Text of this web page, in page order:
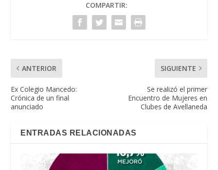
COMPARTIR:
ANTERIOR
Ex Colegio Mancedo:
Crónica de un final
anunciado
SIGUIENTE
Se realizó el primer
Encuentro de Mujeres en
Clubes de Avellaneda
ENTRADAS RELACIONADAS